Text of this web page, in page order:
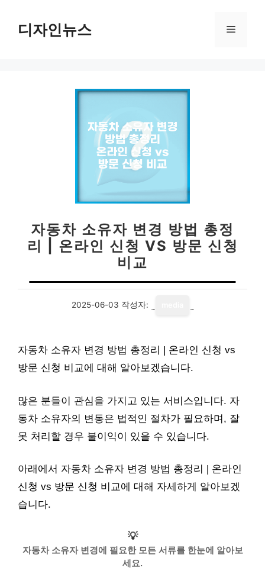
디자인뉴스 메
자동차 소유자 변경 방법 총정
리 | 온라인 신청 VS 방문 신청
비교
2025-06-03 작성자:
자동차 소유자 변경 방법 총정리 | 온라인 신청 vs
방문 신청 비교에 대해 알아보겠습니다.
많은 분들이 관심을 가지고 있는 서비스입니다. 자
동차 소유자의 변동은 법적인 절차가 필요하며, 잘
못 처리할 경우 불이익이 있을 수 있습니다.
아래에서 자동차 소유자 변경 방법 총정리 | 온라인
신청 vs 방문 신청 비교에 대해 자세하게 알아보겠
습니다.
💡
자동차 소유자 변경에 필요한 모든 서류를 한눈에 알아보
세요.